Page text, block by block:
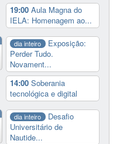
19:00 Aula Magna do
IELA: Homenagem ao...
dia inteiro
Exposição:
Perder Tudo.
Novament...
14:00 Soberania
tecnológica e digital
dia inteiro
Desafio
Universitário de
Nautide...